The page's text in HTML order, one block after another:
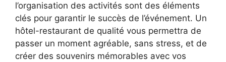
l’organisation des activités sont des éléments
clés pour garantir le succès de l’événement. Un
hôtel-restaurant de qualité vous permettra de
passer un moment agréable, sans stress, et de
créer des souvenirs mémorables avec vos